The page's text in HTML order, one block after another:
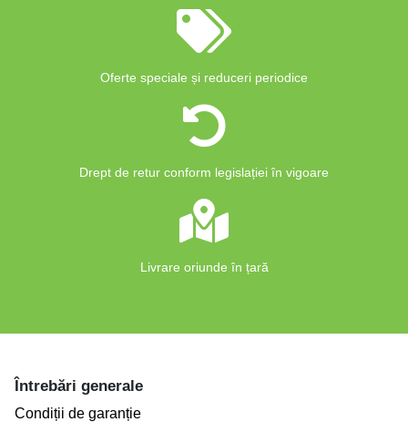
Oferte speciale și reduceri periodice
Drept de retur conform legislației în vigoare
Livrare oriunde în țară
Întrebări generale
Condiții de garanție